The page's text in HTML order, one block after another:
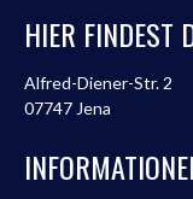
HIER FINDEST
Alfred-Diener-Str. 2
07747 Jena